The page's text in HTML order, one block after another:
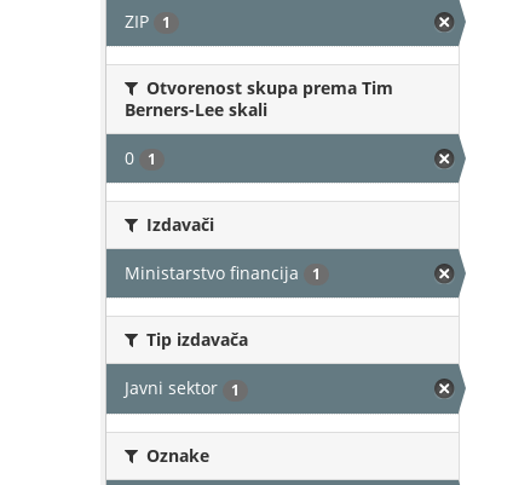
ZIP 1
Otvorenost skupa prema Tim
Berners-Lee skali
0 1
Izdavači
Ministarstvo financija 1
Tip izdavača
Javni sektor 1
Oznake